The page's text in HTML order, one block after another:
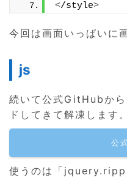
</style>
今回は画面いっぱいに
js
続いて公式GitHubから
ドしてきて解凍します。
公
使うのは「